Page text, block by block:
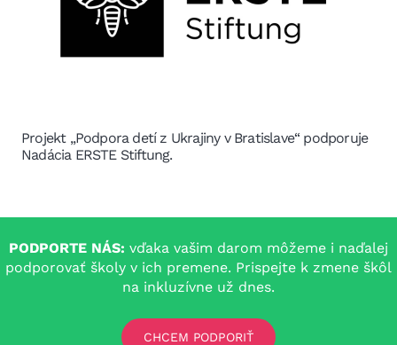
Projekt „Podpora detí z Ukrajiny v Bratislave“ podporuje
Nadácia ERSTE Stiftung.
PODPORTE NÁS: vďaka vašim darom môžeme i naďalej
podporovať školy v ich premene. Prispejte k zmene škôl
na inkluzívne už dnes.
CHCEM PODPORIŤ